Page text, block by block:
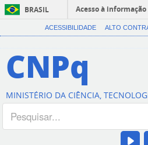
BRASIL
Acesso à informação
ACESSIBILIDADE ALTO
CNPq
MINISTÉRIO DA CIÊNCIA,